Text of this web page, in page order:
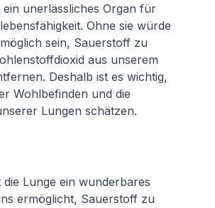
ein unerlässliches Organ für
Ohne sie würde
sein, Sauerstoff zu
aus unserem
Deshalb ist es wichtig,
Wohlbefinden und die
Lungen schätzen.
die Lunge ein wunderbares
ermöglicht, Sauerstoff zu